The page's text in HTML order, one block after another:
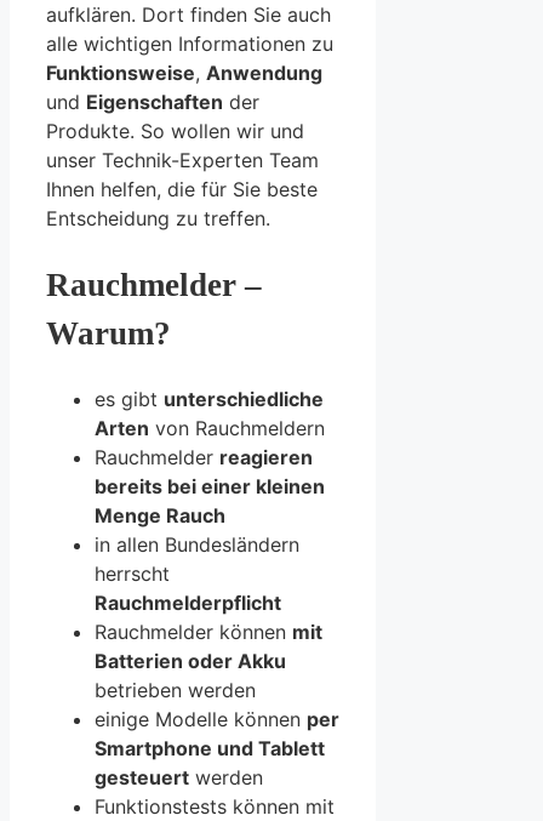
aufklären. Dort finden Sie auch
alle wichtigen Informationen zu
Funktionsweise, Anwendung
und Eigenschaften der
Produkte. So wollen wir und
unser Technik-Experten Team
Ihnen helfen, die für Sie beste
Entscheidung zu treffen.
Rauchmelder –
Warum?
es gibt unterschiedliche
Arten von Rauchmeldern
Rauchmelder reagieren
bereits bei einer kleinen
Menge Rauch
in allen Bundesländern
herrscht
Rauchmelderpflicht
Rauchmelder können mit
Batterien oder Akku
betrieben werden
einige Modelle können per
Smartphone und Tablett
gesteuert werden
Funktionstests können mit